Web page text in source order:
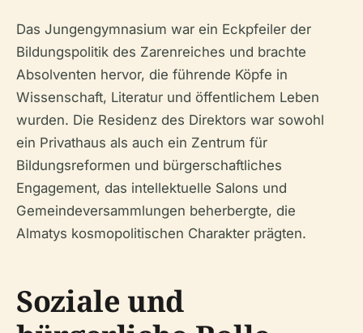
Das Jungengymnasium war ein Eckpfeiler der
Bildungspolitik des Zarenreiches und brachte
Absolventen hervor, die führende Köpfe in
Wissenschaft, Literatur und öffentlichem Leben
wurden. Die Residenz des Direktors war sowohl
ein Privathaus als auch ein Zentrum für
Bildungsreformen und bürgerschaftliches
Engagement, das intellektuelle Salons und
Gemeindeversammlungen beherbergte, die
Almatys kosmopolitischen Charakter prägten.
Soziale und